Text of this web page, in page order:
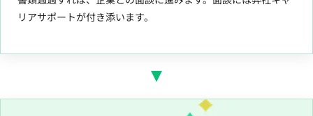
リアサポートが付き添います。